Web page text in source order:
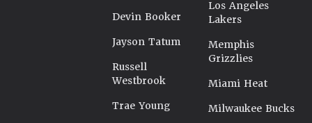
Devin Booker
Jayson Tatum
Russell
Westbrook
Trae Young
Los Angeles
Lakers
Memphis
Grizzlies
Miami Heat
Milwaukee Bucks